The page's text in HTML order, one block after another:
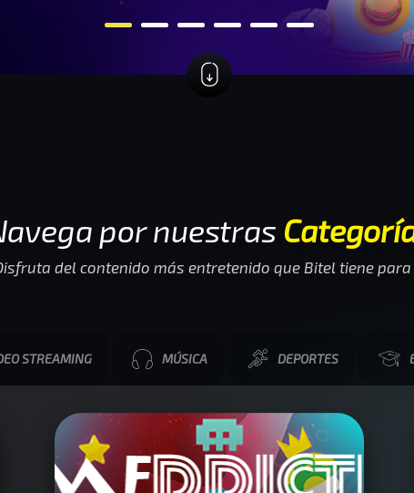
por nuestras
del contenido más entretenido que Bitel tiene
STREAMING MÚSICA DEPORTES